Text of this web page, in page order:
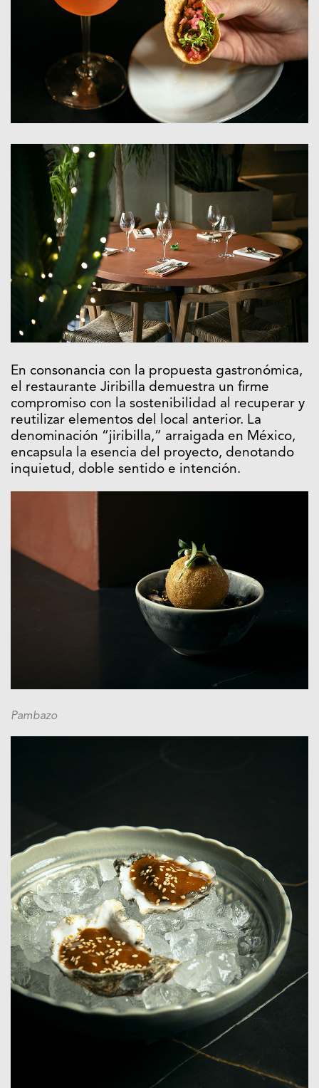
En consonancia con la propuesta gastronómica,
el restaurante Jiribilla demuestra un firme
compromiso con la sostenibilidad al recuperar y
reutilizar elementos del local anterior. La
denominación “jiribilla,” arraigada en México,
encapsula la esencia del proyecto, denotando
inquietud, doble sentido e intención.
Pambazo